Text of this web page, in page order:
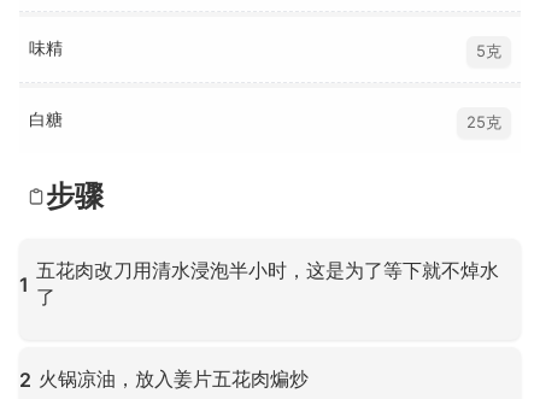
味精 5克
白糖 25克
步骤
1
五花肉改刀用清水浸泡半小时，这是为了等下就不焯水
了
2 火锅凉油，放入姜片五花肉煸炒